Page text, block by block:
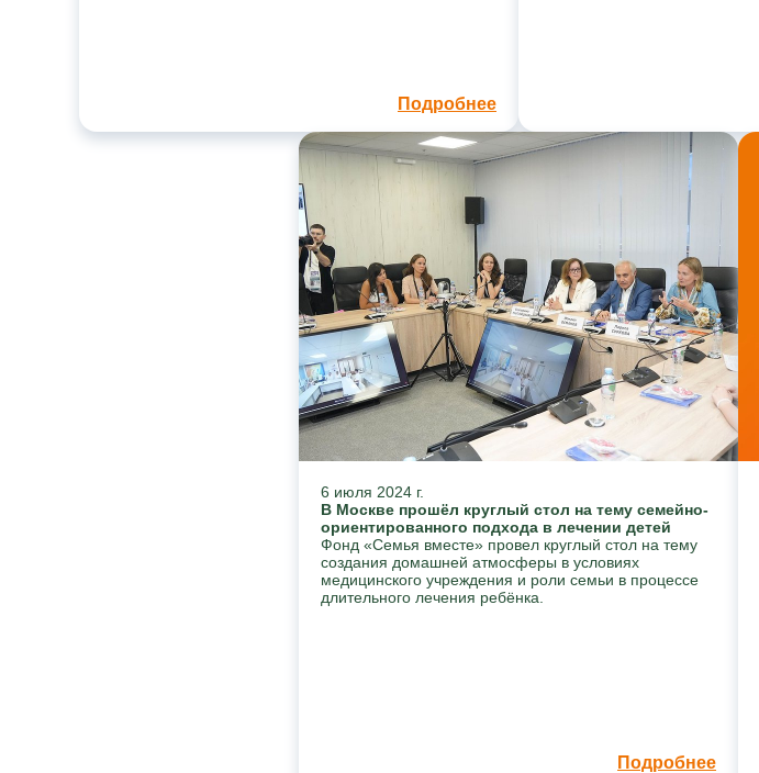
Подробнее
6 июля 2024 г.
В Москве прошёл круглый стол на тему семейно-
ориентированного подхода в лечении детей
Фонд «Семья вместе» провел круглый стол на тему
создания домашней атмосферы в условиях
медицинского учреждения и роли семьи в процессе
длительного лечения ребёнка.
Подробнее